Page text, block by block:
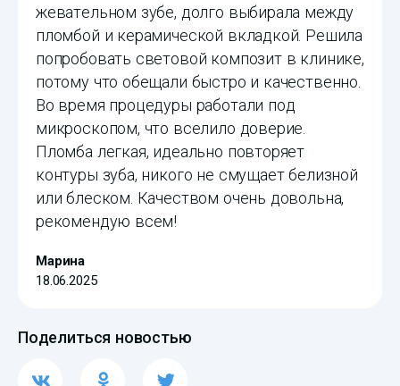
жевательном зубе, долго выбирала между
пломбой и керамической вкладкой. Решила
попробовать световой композит в клинике,
потому что обещали быстро и качественно.
Во время процедуры работали под
микроскопом, что вселило доверие.
Пломба легкая, идеально повторяет
контуры зуба, никого не смущает белизной
или блеском. Качеством очень довольна,
рекомендую всем!
Марина
18.06.2025
Поделиться новостью